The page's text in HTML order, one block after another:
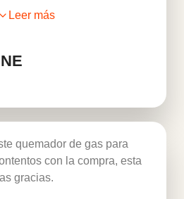
Leer más
quemador de gas para
con la compra, esta
gracias.